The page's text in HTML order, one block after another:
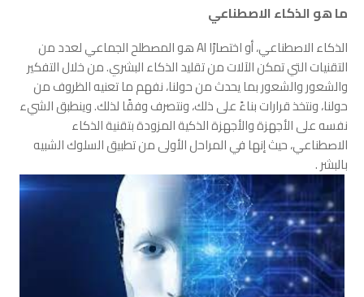
ما هو الذكاء الاصطناعي
الذكاء الاصطناعي، أو اختصارًا AI هو المصطلح الجماعي لعدد من
التقنيات التي تمكن الآلات من تقليد الذكاء البشري. من خلال التفكير
والشعور والشعور بما يحدث من حولنا، نفهم ما تعنيه الظروف من
حولنا، ونتخذ قرارات بناءً على ذلك، ونتصرف وفقًا لذلك. وينطبق الشيء
نفسه على الأجهزة والأجهزة الذكية المزودة بتقنية الذكاء
الاصطناعي، حيث إنها في المراحل الأولى من تطبيق السلوك الشبيه
بالبشر .